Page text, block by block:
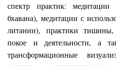
спектр практик:
бхавана), медитации с
литании), практики
покое и деятельности, а
трансформационные